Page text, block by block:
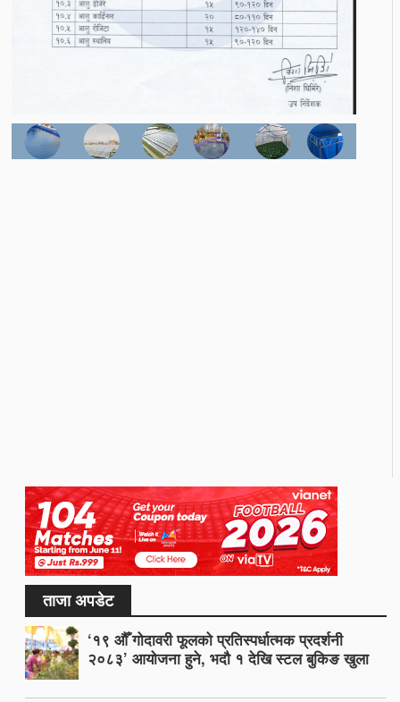
ताजा अपडेट
‘१९ औँ गोदावरी फूलको प्रतिस्पर्धात्मक प्रदर्शनी
२०८३’ आयोजना हुने, भदौ १ देखि स्टल बुकिङ खुला